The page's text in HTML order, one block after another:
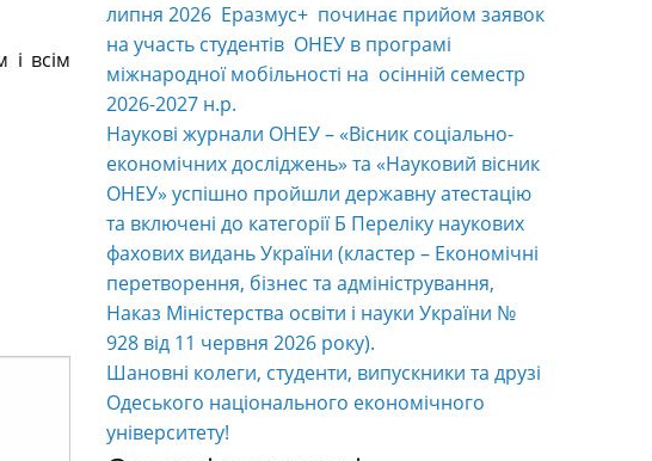
і всім
липня 2026 Еразмус+ починає прийом заявок
на участь студентів ОНЕУ в програмі
міжнародної мобільності на осінній семестр
2026-2027 н.р.
Наукові журнали ОНЕУ – «Вісник соціально-
економічних досліджень» та «Науковий вісник
ОНЕУ» успішно пройшли державну атестацію
та включені до категорії Б Переліку наукових
фахових видань України (кластер – Економічні
перетворення, бізнес та адміністрування,
Наказ Міністерства освіти і науки України №
928 від 11 червня 2026 року).
Шановні колеги, студенти, випускники та друзі
Одеського національного економічного
університету!